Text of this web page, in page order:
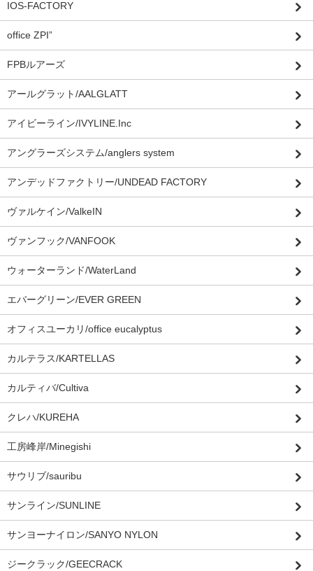
IOS-FACTORY
office ZPI”
FPBルアーズ
アールグラット/AALGLATT
アイビーライン/IVYLINE.Inc
アングラーズシステム/anglers system
アンデッドファクトリー/UNDEAD FACTORY
ヴァルケイン/ValkeIN
ヴァンフック/VANFOOK
ウォーターランド/WaterLand
エバーグリーン/EVER GREEN
オフィスユーカリ/office eucalyptus
カルテラス/KARTELLAS
カルティバ/Cultiva
クレハ/KUREHA
工房峰岸/Minegishi
サウリブ/sauribu
サンライン/SUNLINE
サンヨーナイロン/SANYO NYLON
ジークラック/GEECRACK